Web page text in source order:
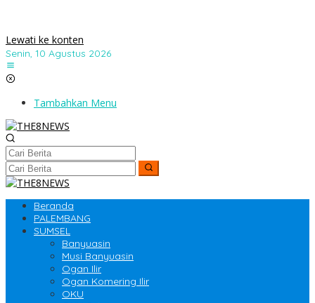
Lewati ke konten
Senin, 10 Agustus 2026
Tambahkan Menu
Beranda
PALEMBANG
SUMSEL
Banyuasin
Musi Banyuasin
Ogan Ilir
Ogan Komering Ilir
OKU